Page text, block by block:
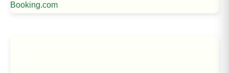
Booking.com